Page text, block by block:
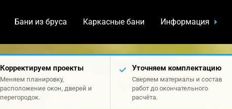
Бани из бруса Каркасные бани Информация
Корректируем проекты
Меняем планировку,
расположение окон, дверей и
перегородок.
Уточняем комплектацию
Сверяем материалы и состав
работ до окончательного
расчёта.